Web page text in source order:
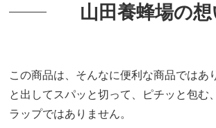
山田養蜂場の想
この商品は、そんなに便利な商品ではあ
と出してスパッと切って、ピチッと包む
ラップではありません。